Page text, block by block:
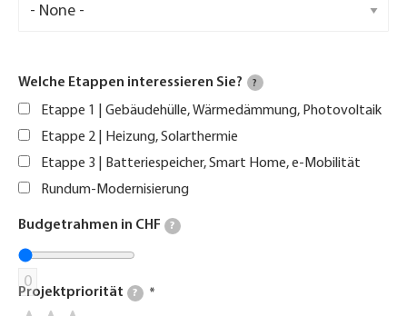
Welche Etappen interessieren Sie? ?
Etappe 1 | Gebäudehülle, Wärmedämmung, Photovoltaik
Etappe 2 | Heizung, Solarthermie
Etappe 3 | Batteriespeicher, Smart Home, e-Mobilität
Rundum-Modernisierung
Budgetrahmen in CHF ?
0
Projektpriorität ?